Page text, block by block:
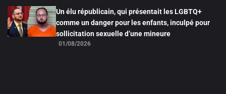
Un élu républicain, qui présentait les LGBTQ+
comme un danger pour les enfants, inculpé pour
sollicitation sexuelle d’une mineure
01/08/2026